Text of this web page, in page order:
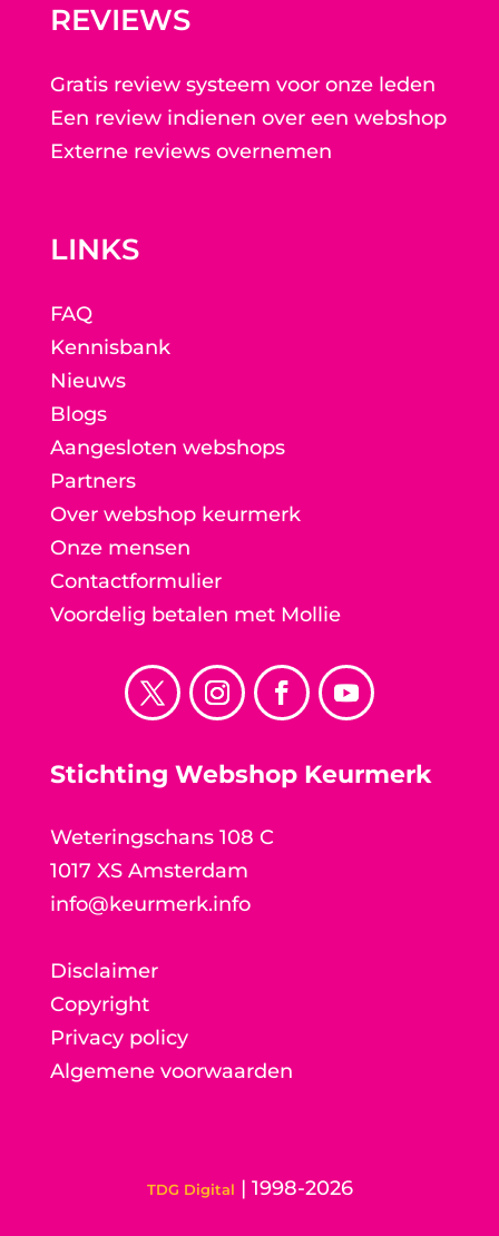
REVIEWS
Gratis review systeem voor onze leden
Een review indienen over een webshop
Externe reviews overnemen
LINKS
FAQ
Kennisbank
Nieuws
Blogs
Aangesloten webshops
Partners
Over webshop keurmerk
Onze mensen
Contactformulier
Voordelig betalen met Mollie
Stichting Webshop Keurmerk
Weteringschans 108 C
1017 XS Amsterdam
info@keurmerk.info
Disclaimer
Copyright
Privacy policy
Algemene voorwaarden
TDG Digital | 1998-2026